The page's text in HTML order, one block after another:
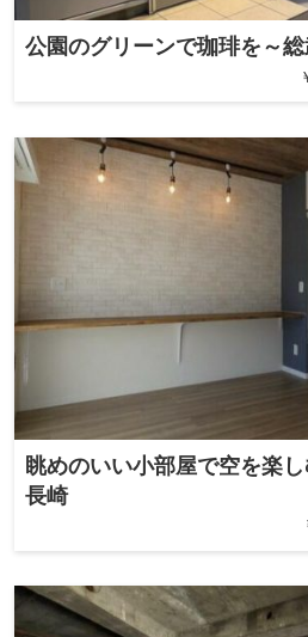
公園のグリーンで珈琲を～
眺めのいい小部屋で空を楽
長崎